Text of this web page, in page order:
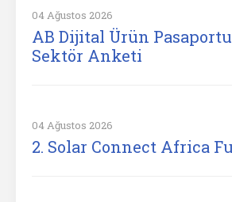
04 Ağustos 2026
AB Dijital Ürün
Sektör Anketi
04 Ağustos 2026
2. Solar Connect Africa